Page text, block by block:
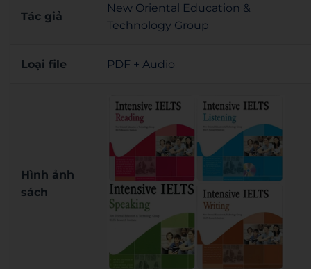
Tác giả
New Oriental Education &
Technology Group
Loại file PDF + Audio
Hình ảnh
sách